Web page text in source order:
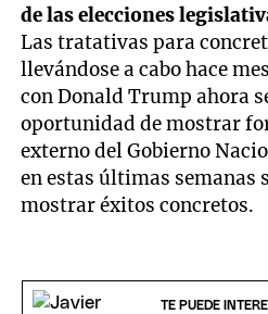
de las elecciones
Las tratativas para
llevándose a cabo hace
con Donald Trump ahora
oportunidad de mostrar
externo del Gobierno
en estas últimas semanas
mostrar éxitos concretos.
TE PUEDE